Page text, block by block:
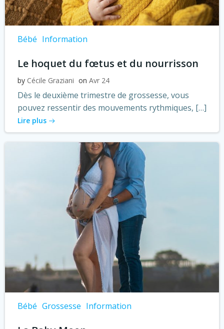
Bébé Information
Le hoquet du fœtus et du nourrisson
by Cécile Graziani on Avr 24
Dès le deuxième trimestre de grossesse, vous
pouvez ressentir des mouvements rythmiques, […]
Lire plus
Bébé Grossesse Information